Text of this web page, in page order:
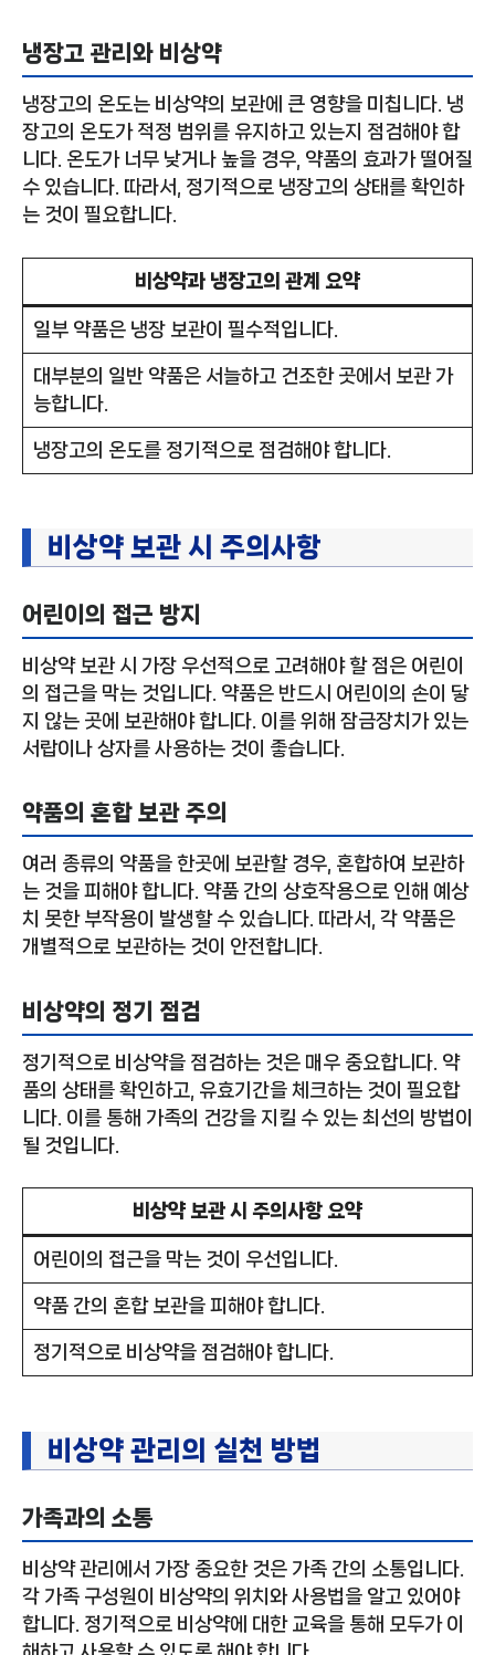
냉장고 관리와 비상약
냉장고의 온도는 비상약의 보관에 큰 영향을 미칩니다. 냉
장고의 온도가 적정 범위를 유지하고 있는지 점검해야 합
니다. 온도가 너무 낮거나 높을 경우, 약품의 효과가 떨어질
수 있습니다. 따라서, 정기적으로 냉장고의 상태를 확인하
는 것이 필요합니다.
비상약과 냉장고의 관계 요약
일부 약품은 냉장 보관이 필수적입니다.
대부분의 일반 약품은 서늘하고 건조한 곳에서 보관 가
능합니다.
냉장고의 온도를 정기적으로 점검해야 합니다.
비상약 보관 시 주의사항
어린이의 접근 방지
비상약 보관 시 가장 우선적으로 고려해야 할 점은 어린이
의 접근을 막는 것입니다. 약품은 반드시 어린이의 손이 닿
지 않는 곳에 보관해야 합니다. 이를 위해 잠금장치가 있는
서랍이나 상자를 사용하는 것이 좋습니다.
약품의 혼합 보관 주의
여러 종류의 약품을 한곳에 보관할 경우, 혼합하여 보관하
는 것을 피해야 합니다. 약품 간의 상호작용으로 인해 예상
치 못한 부작용이 발생할 수 있습니다. 따라서, 각 약품은
개별적으로 보관하는 것이 안전합니다.
비상약의 정기 점검
정기적으로 비상약을 점검하는 것은 매우 중요합니다. 약
품의 상태를 확인하고, 유효기간을 체크하는 것이 필요합
니다. 이를 통해 가족의 건강을 지킬 수 있는 최선의 방법이
될 것입니다.
비상약 보관 시 주의사항 요약
어린이의 접근을 막는 것이 우선입니다.
약품 간의 혼합 보관을 피해야 합니다.
정기적으로 비상약을 점검해야 합니다.
비상약 관리의 실천 방법
가족과의 소통
비상약 관리에서 가장 중요한 것은 가족 간의 소통입니다.
각 가족 구성원이 비상약의 위치와 사용법을 알고 있어야
합니다. 정기적으로 비상약에 대한 교육을 통해 모두가 이